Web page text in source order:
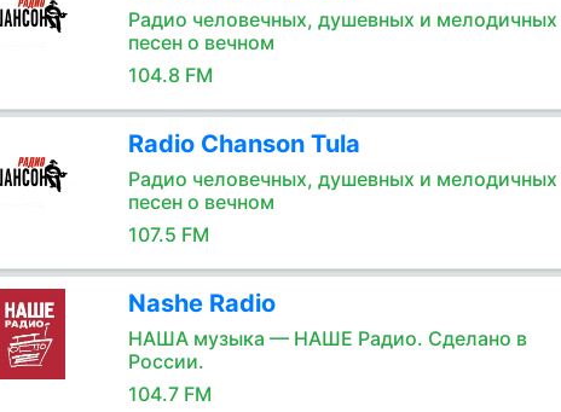
Радио человечных, душевных и мелодичных
песен о вечном
104.8 FM
Radio Chanson Tula
Радио человечных, душевных и мелодичных
песен о вечном
107.5 FM
Nashe Radio
НАША музыка — НАШЕ Радио. Сделано в
России.
104.7 FM